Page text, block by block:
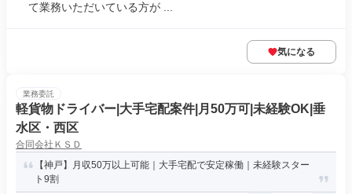
て業務いただいている方が ...
気になる
業務委託
軽貨物ドライバー|大手宅配案件|月50万可|未経験OK|垂
水区・西区
合同会社ＫＳＤ
【神戸】月収50万以上可能｜大手宅配で安定稼働｜未経験スター
ト9割